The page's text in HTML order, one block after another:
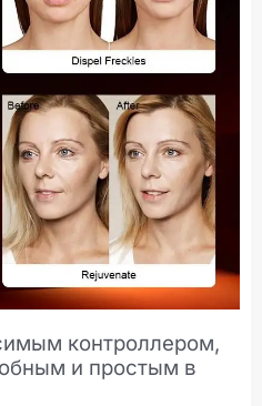
контроллером,
и простым в